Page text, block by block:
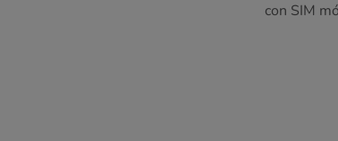
con SIM